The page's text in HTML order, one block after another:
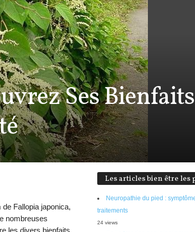
Ses Bienfaits
Fallopia japonica,
nombreuses
les divers bienfaits
Les articles bien être les
Neuropathie du pied :
traitements
24 views